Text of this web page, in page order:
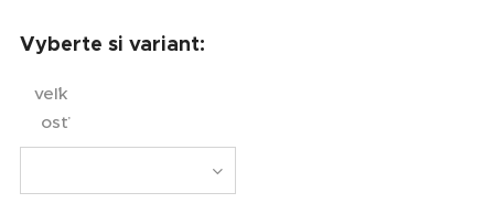
Vyberte si variant:
veľk
osť